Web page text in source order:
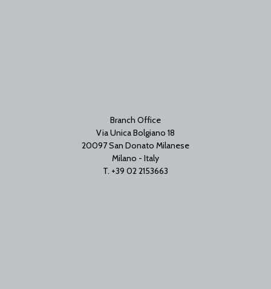
Branch Office
Via Unica Bolgiano 18
20097 San Donato Milanese
Milano - Italy
T. +39 02 2153663